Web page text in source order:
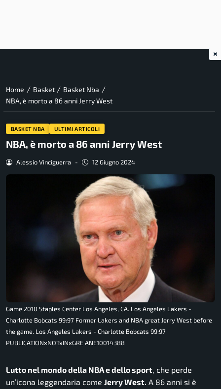
Home / Basket / Basket Nba /
NBA, è morto a 86 anni Jerry West
BASKET NBA ULTIMI ARTICOLI
NBA, è morto a 86 anni Jerry West
Alessio Vinciguerra - 12 Giugno 2024
Game 2010 Staples Center Los Angeles, CA. Los Angeles Lakers -
Charlotte Bobcats 99:97 Former Lakers and NBA great Jerry West before
the game. Los Angeles Lakers - Charlotte Bobcats 99:97
PUBLICATIONxNOTxINxGRE ANE10014388
Lutto nel mondo della NBA e dello sport, che perde
un’icona leggendaria come Jerry West. A 86 anni si è
×